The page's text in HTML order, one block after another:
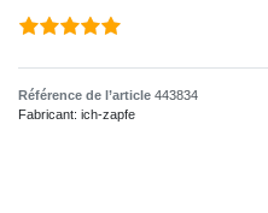
Référence de l’article 443834
Fabricant: ich-zapfe